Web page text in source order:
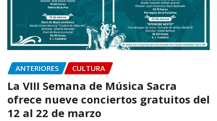
ANTERIORES CULTURA
La VIII Semana de Música Sacra
ofrece nueve conciertos gratuitos del
12 al 22 de marzo